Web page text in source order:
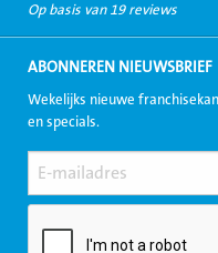
Op basis van 19 reviews
ABONNEREN NIEUWSBRIEF
Wekelijks nieuwe
en specials.